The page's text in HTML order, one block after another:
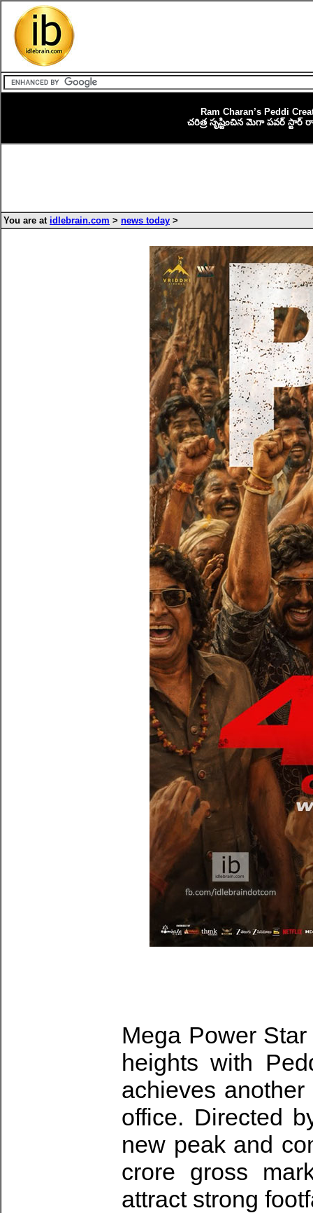
Ram Charan’s Peddi
చరిత్ర సృష్టించిన మెగా పవర్ స్టార్
You are at idlebrain.com > news today >
Mega Power
heights with
achieves
office. Directed
new peak and
crore gross
attract strong